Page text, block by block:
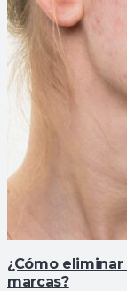
¿Cómo
marcas?